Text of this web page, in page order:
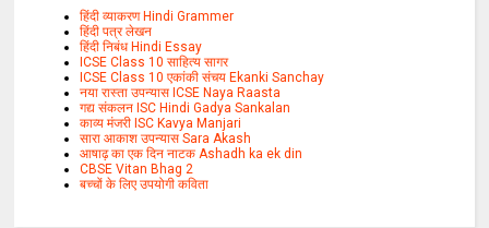
हिंदी व्याकरण Hindi Grammer
हिंदी पत्र लेखन
हिंदी निबंध Hindi Essay
ICSE Class 10 साहित्य सागर
ICSE Class 10 एकांकी संचय Ekanki Sanchay
नया रास्ता उपन्यास ICSE Naya Raasta
गद्य संकलन ISC Hindi Gadya Sankalan
काव्य मंजरी ISC Kavya Manjari
सारा आकाश उपन्यास Sara Akash
आषाढ़ का एक दिन नाटक Ashadh ka ek din
CBSE Vitan Bhag 2
बच्चों के लिए उपयोगी कविता